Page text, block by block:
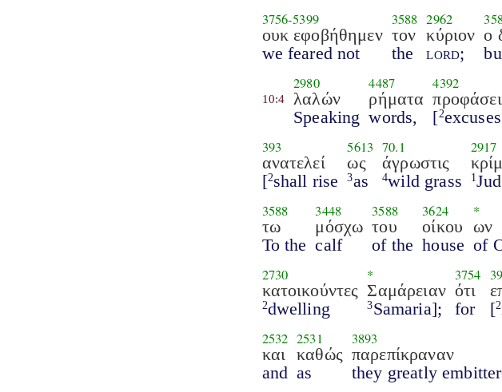
3756-5399
ουκ εφοβήθημεν
we feared not
3588
τον
the
2962
κύριον
lord;
ο
10:4
2980
λαλών
Speaking
4487
ρήματα
words,
4392
[2excuses
393
ανατελεί
[2shall rise
5613
ως
3as
70.1
άγρωστις
4wild grass
2917
1
3588
τω
To the
3448
μόσχω
calf
3588
του
of the
3624
οίκου
house
*
ων
of
2730
κατοικούντες
2dwelling
*
Σαμάρειαν
3Samaria];
3754
ότι
for
[2
2532
και
and
2531
καθώς
as
3893
παρεπίκραναν
they greatly